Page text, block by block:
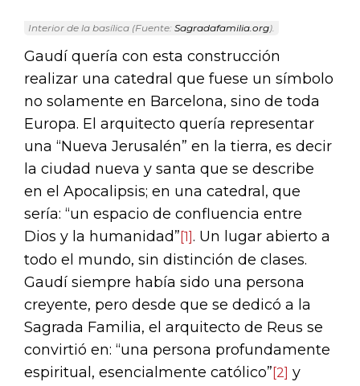
Interior de la basílica (Fuente: Sagradafamilia.org).
Gaudí quería con esta construcción
realizar una catedral que fuese un símbolo
no solamente en Barcelona, sino de toda
Europa. El arquitecto quería representar
una “Nueva Jerusalén” en la tierra, es decir
la ciudad nueva y santa que se describe
en el Apocalipsis; en una catedral, que
sería: “un espacio de confluencia entre
Dios y la humanidad” [1]. Un lugar abierto a
todo el mundo, sin distinción de clases.
Gaudí siempre había sido una persona
creyente, pero desde que se dedicó a la
Sagrada Familia, el arquitecto de Reus se
convirtió en: “una persona profundamente
espiritual, esencialmente católico” [2] y